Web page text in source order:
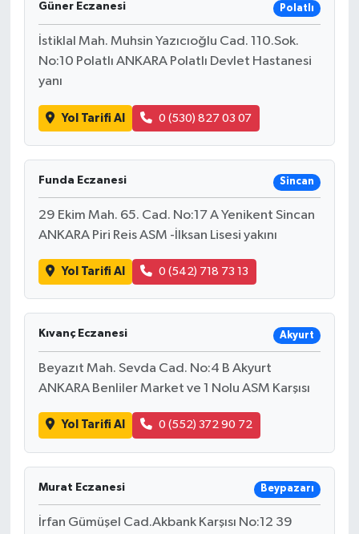
Güner Eczanesi Polatlı
İstiklal Mah. Muhsin Yazıcıoğlu Cad. 110.Sok.
No:10 Polatlı ANKARA Polatlı Devlet Hastanesi
yanı
Yol Tarifi Al 0 (530) 827 03 07
Funda Eczanesi Sincan
29 Ekim Mah. 65. Cad. No:17 A Yenikent Sincan
ANKARA Piri Reis ASM -İlksan Lisesi yakını
Yol Tarifi Al 0 (542) 718 73 13
Kıvanç Eczanesi Akyurt
Beyazıt Mah. Sevda Cad. No:4 B Akyurt
ANKARA Benliler Market ve 1 Nolu ASM Karşısı
Yol Tarifi Al 0 (552) 372 90 72
Murat Eczanesi Beypazarı
İrfan Gümüşel Cad.Akbank Karşısı No:12 39